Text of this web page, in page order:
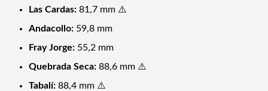
Las Cardas: 81,7 mm ⚠️
Andacollo: 59,8 mm
Fray Jorge: 55,2 mm
Quebrada Seca: 88,6 mm ⚠️
Tabalí: 88,4 mm ⚠️